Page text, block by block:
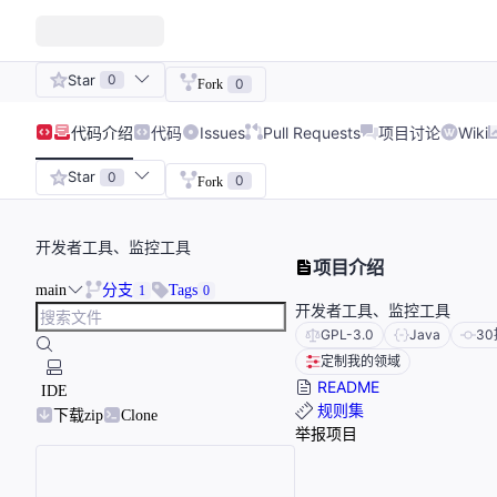
Star 0 Fork 0
代码介绍 代码 Issues Pull Requests 项目讨论 Wiki
Star 0 Fork 0
开发者工具、监控工具
main 分支 1 Tags 0
IDE
下载zip
Clone
项目介绍
开发者工具、监控工具
GPL-3.0 Java 30
定制我的领域
README
规则集
举报项目